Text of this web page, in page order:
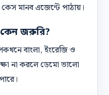
মানব এজেন্টে পাঠায়।
কেন জরুরি?
বাংলা, ইংরেজি ও
না করলে ডেমো ভালো